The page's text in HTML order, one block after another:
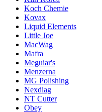
Koch Chemie
Kovax
Liquid Elements
Little Joe
MacWag
Mafra
Meguiar's
Menzerna
MG Polishing
Nexdiag
NT Cutter
Obey